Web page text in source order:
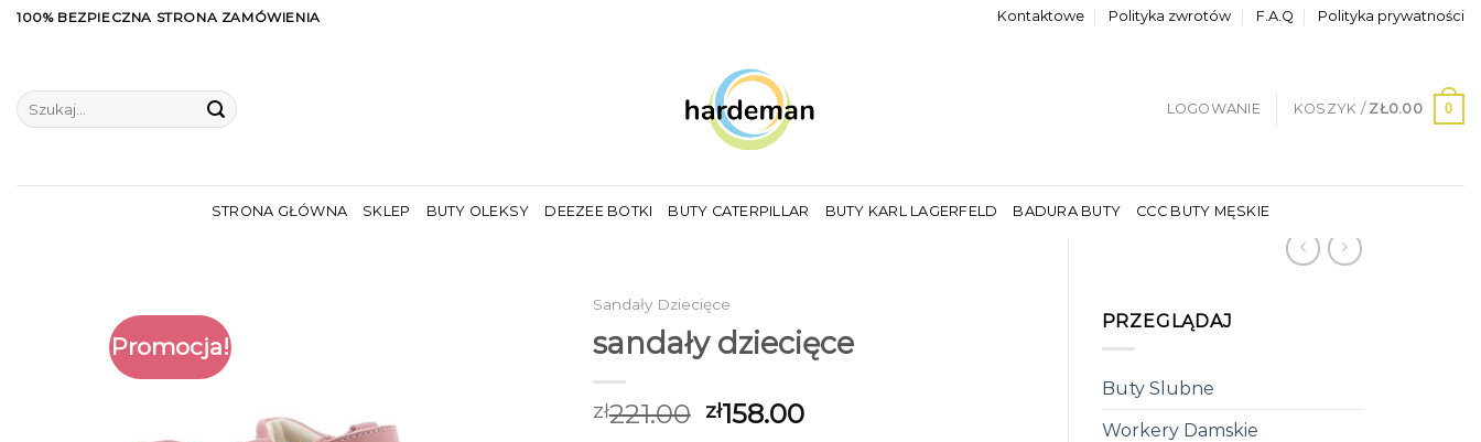
Skip100% BEZPIECZNA STRONA ZAMÓWIENIA Kontaktowe Polityka zwrotów F.A.Q Polityka prywatności
Szukaj:
LOGOWANIE KOSZYK / ZŁ0.00 0
STRONA GŁÓWNA SKLEP BUTY OLEKSY DEEZEE BOTKI BUTY CATERPILLAR BUTY KARL LAGERFELD BADURA BUTY CCC BUTY MĘSKIE
PRZEGLĄDAJ
Buty Slubne
Workery Damskie
Promocja!
Sandały Dziecięce
sandały dziecięce
zł221.00 zł158.00